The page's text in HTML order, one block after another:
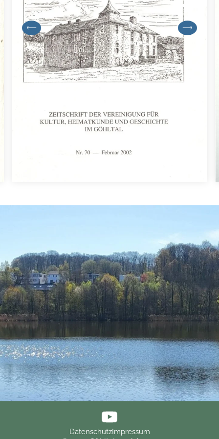
previous next
DatenschutzImpressum